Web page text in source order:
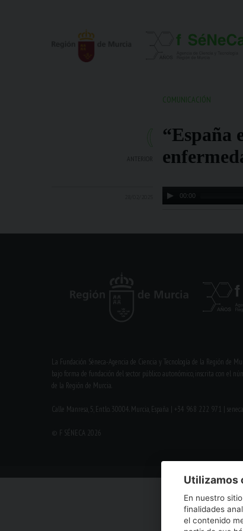
COMUNICACIÓN
“España
Audio
Player
00:00
La Fundación Séneca-Agencia de Ciencia y Tecnología de la Región de
bajo forma de fundación del sector público autonómico, inscrita con el
de la Región de Murcia.
Calle Manresa, 5, Entlo. 30004. Murcia, España | +34 968 222 971 |
© F SÉNECA 2026
Utilizamos
En nuestro
finalidades
el contenido